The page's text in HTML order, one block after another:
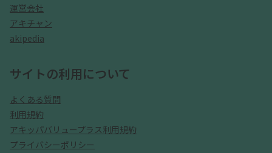
運営会社
アキチャン
akipedia
サイトの利用について
よくある質問
利用規約
アキッパバリュープラス利用規約
プライバシーポリシー